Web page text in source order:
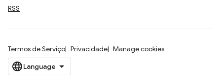
RSS
Termos de Serviço Privacidade Manage cookies